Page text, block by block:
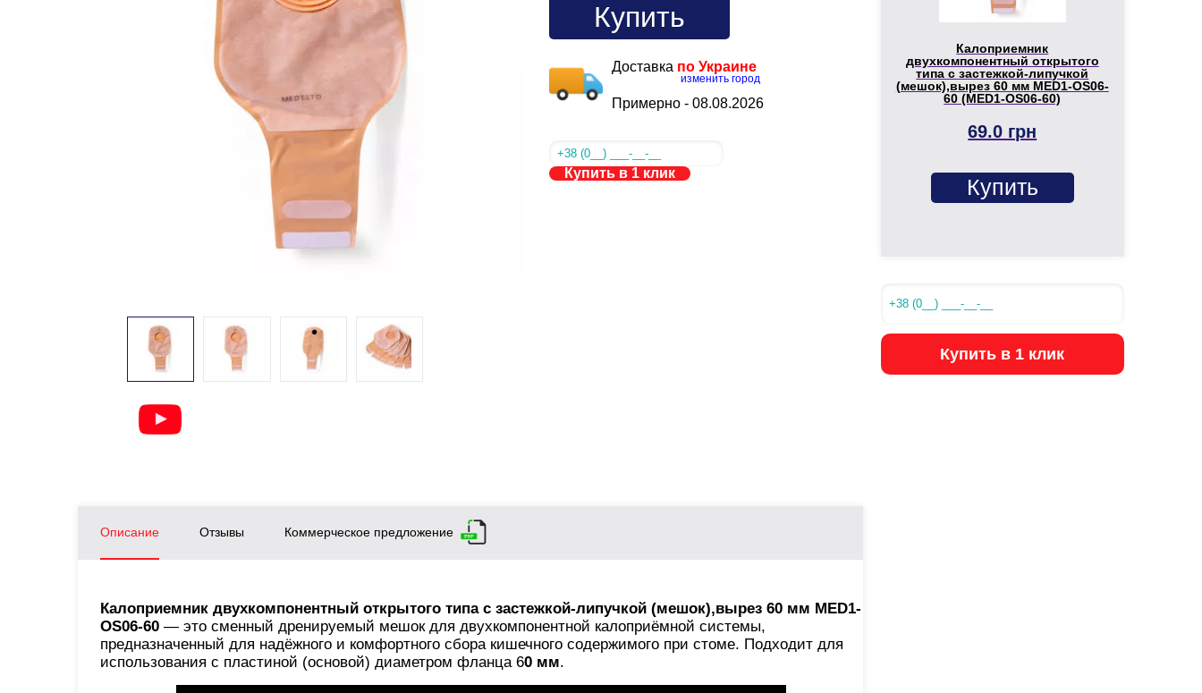
Купить
Доставка по Украине
изменить город
Примерно - 08.08.2026
Купить в 1 клик
Описание Отзывы Коммерческое предложение
Калоприемник двухкомпонентный открытого типа с застежкой-липучкой (мешок),вырез 60 мм MED1-
OS06-60 — это сменный дренируемый мешок для двухкомпонентной калоприёмной системы,
предназначенный для надёжного и комфортного сбора кишечного содержимого при стоме. Подходит для
использования с пластиной (основой) диаметром фланца 60 мм.
Калоприемник
двухкомпонентный открытого
типа с застежкой-липучкой
(мешок),вырез 60 мм MED1-OS06-
60 (MED1-OS06-60)
69.0 грн
Купить
Купить в 1 клик